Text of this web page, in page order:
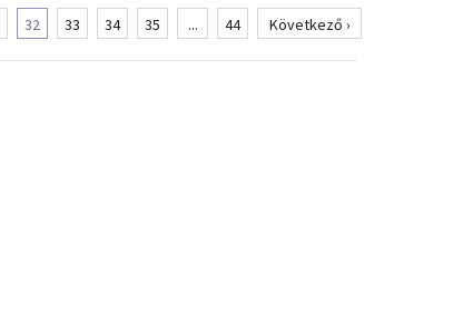
32 33 34 35 ... 44 Következő ›